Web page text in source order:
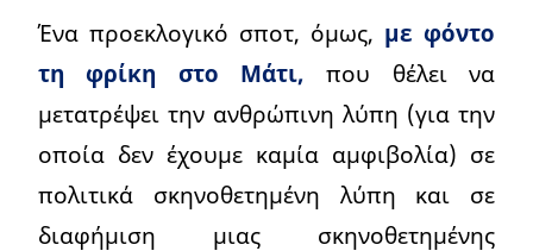
Ένα προεκλογικό σποτ, όμως, με φόντο
τη φρίκη στο Μάτι, που θέλει να
μετατρέψει την ανθρώπινη λύπη (για την
οποία δεν έχουμε καμία αμφιβολία) σε
πολιτικά σκηνοθετημένη λύπη και σε
διαφήμιση μιας σκηνοθετημένης